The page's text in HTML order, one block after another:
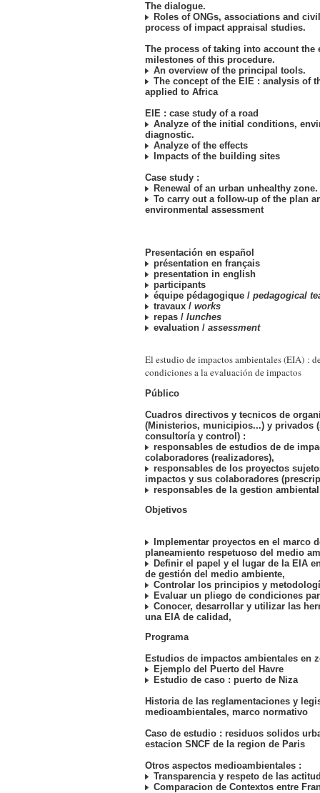
The dialogue.
Roles of ONGs, associations and
process of impact appraisal studies.
The process of taking into account the
milestones of this procedure.
An overview of the principal tools.
The concept of the EIE : analysis of
applied to Africa
EIE : case study of a road
Analyze of the initial conditions,
diagnostic.
Analyze of the effects
Impacts of the building sites
Case study :
Renewal of an urban unhealthy zone.
To carry out a follow-up of the plan
environmental assessment
Presentación en español
présentation en français
presentation in english
participants
équipe pédagogique / pedagogical
travaux / works
repas / lunches
evaluation / assessment
El estudio de impactos ambientales (EIA) :
condiciones a la evaluación de impactos
Público
Cuadros directivos y tecnicos de
(Ministerios, municipios...) y privados
consultoría y control) :
responsables de estudios de de
colaboradores (realizadores),
responsables de los proyectos
impactos y sus colaboradores
responsables de la gestion
Objetivos
Implementar proyectos en el marco
planeamiento respetuoso del medio
Definir el papel y el lugar de la EIA
de gestión del medio ambiente,
Controlar los principios y
Evaluar un pliego de condiciones
Conocer, desarrollar y utilizar las
una EIA de calidad,
Programa
Estudios de impactos ambientales en
Ejemplo del Puerto del Havre
Estudio de caso : puerto de Niza
Historia de las reglamentaciones y
medioambientales, marco normativo
Caso de estudio : residuos solidos
estacion SNCF de la region de Paris
Otros aspectos medioambientales :
Transparencia y respeto de las
Comparacion de Contextos entre